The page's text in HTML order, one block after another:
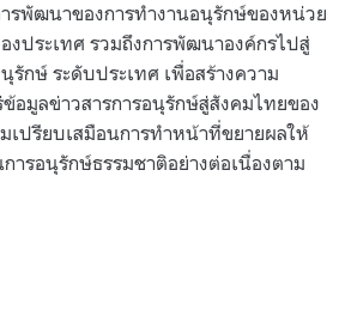
รพัฒนาของการทำงานอนุรักษ์ของหน่วย
ประเทศ รวมถึงการพัฒนาองค์กรไปสู่
รักษ์ ระดับประเทศ เพื่อสร้างความ
อมูลข่าวสารการอนุรักษ์สู่สังคมไทยของ
เปรียบเสมือนการทำหน้าที่ขยายผลให้
ารอนุรักษ์ธรรมชาติอย่างต่อเนื่องตาม